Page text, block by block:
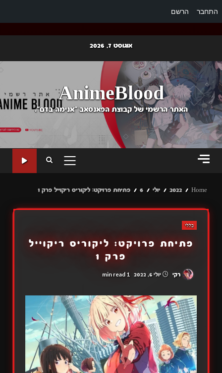
התחבר הרשם
content
אוגוסט 7, 2026
AnimeBlood
האתר הרשמי של קבוצת הפאנסאב "אנימה בדם".
PRIMARY
Home
2022 יולי 6 פתיחת פרויקט: ליקוריס ריקוייל פרק 1
כללי
פתיחת פרויקט: ליקוריס ריקוייל
פרק 1
רקי יולי 6, 2022 1 min read